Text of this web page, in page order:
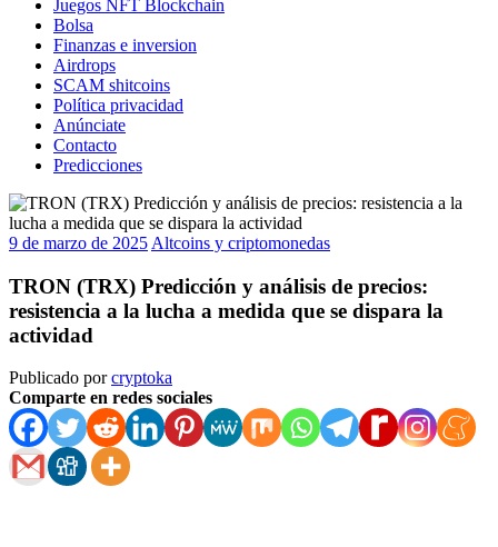
Juegos NFT Blockchain
Bolsa
Finanzas e inversion
Airdrops
SCAM shitcoins
Política privacidad
Anúnciate
Contacto
Predicciones
9 de marzo de 2025 Altcoins y criptomonedas
TRON (TRX) Predicción y análisis de precios:
resistencia a la lucha a medida que se dispara la
actividad
Publicado porcryptoka
Comparte en redes sociales